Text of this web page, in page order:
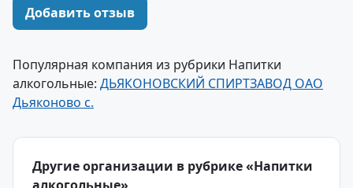
Добавить отзыв
Популярная компания из рубрики Напитки
алкогольные: ДЬЯКОНОВСКИЙ СПИРТЗАВОД ОАО
Дьяконово с.
Другие организации в рубрике «Напитки